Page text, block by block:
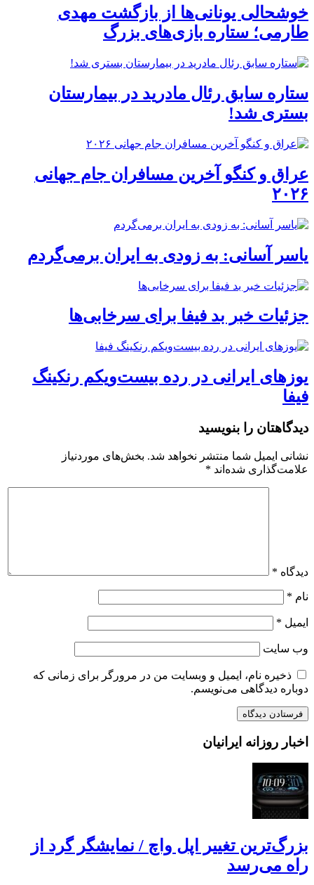
خوشحالی یونانی‌ها از بازگشت مهدی
طارمی؛ ستاره بازی‌های بزرگ
ستاره سابق رئال مادرید در بیمارستان
بستری شد!
عراق و کنگو آخرین مسافران جام جهانی
۲۰۲۶
یاسر آسانی: به زودی به ایران برمی‌گردم
جزئیات خبر بد فیفا برای سرخابی‌ها
یوز‌های ایرانی در رده بیست‌ویکم رنکینگ
فیفا
دیدگاهتان را بنویسید
نشانی ایمیل شما منتشر نخواهد شد. بخش‌های موردنیاز
علامت‌گذاری شده‌اند *
دیدگاه *
نام *
ایمیل *
وب‌ سایت
ذخیره نام، ایمیل و وبسایت من در مرورگر برای زمانی که
دوباره دیدگاهی می‌نویسم.
اخبار روزانه ایرانیان
بزرگ‌ترین تغییر اپل واچ / نمایشگر گرد از
راه می‌رسد